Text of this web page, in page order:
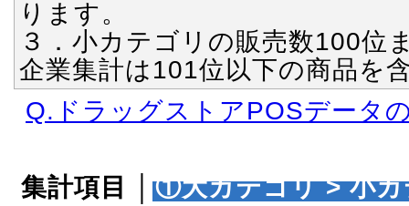
ります。
３．小カテゴリの販売数100位
企業集計は101位以下の商品を
Q.ドラッグストアPOSデータ
集計項目
①大カテゴリ > 小カ